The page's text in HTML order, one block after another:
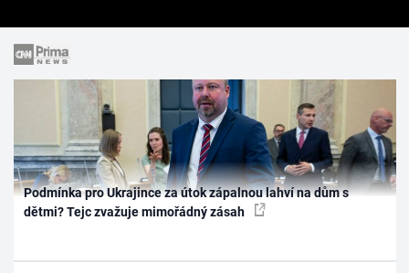
Podmínka pro Ukrajince za útok zápalnou lahví na dům s
dětmi? Tejc zvažuje mimořádný zásah